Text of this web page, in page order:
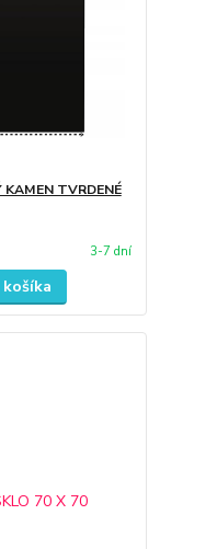
KAMEN TVRDENÉ
3-7 dní